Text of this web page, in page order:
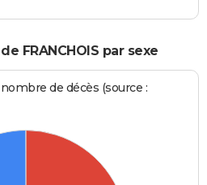
FRANCHOIS par sexe
de décès (source :